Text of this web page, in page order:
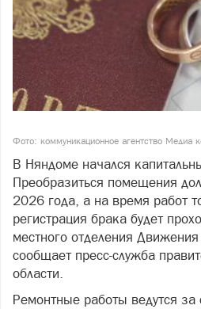
Фото: коммуникационное агентство Медиа
В Няндоме начался
Преобразиться помещения
2026 года, а на время работ
регистрация брака будет
местного отделения
сообщает пресс-служба
области.
Ремонтные работы ведутся за